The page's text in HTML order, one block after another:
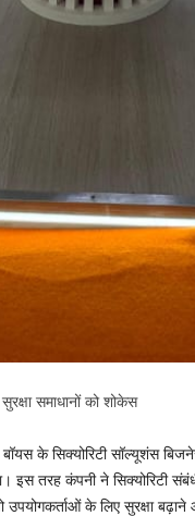
समाधानों को शोकेस
के सिक्योरिटी सॉल्यूशंस
तरह कंपनी ने सिक्योरिटी
के लिए सुरक्षा